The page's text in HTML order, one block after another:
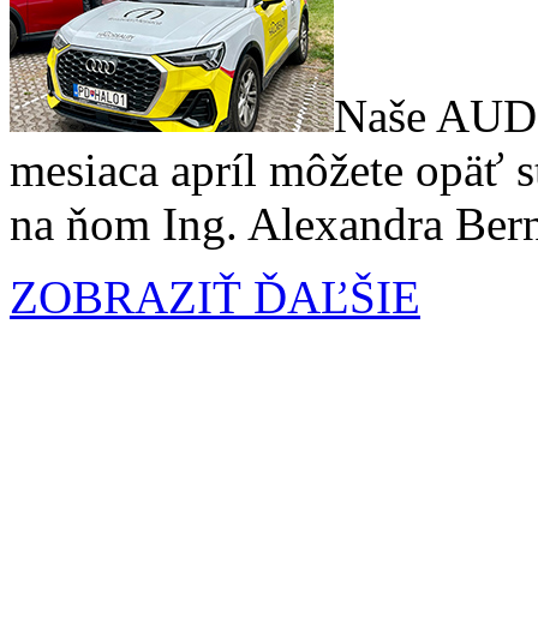
Naše
mesiaca apríl môžete
na ňom Ing. Alexandra
ZOBRAZIŤ ĎAĽŠIE